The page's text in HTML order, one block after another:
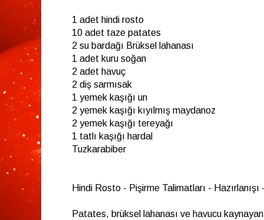
1 adet hindi rosto
10 adet taze patates
2 su bardağı Brüksel lahanası
1 adet kuru soğan
2 adet havuç
2 diş sarmısak
1 yemek kaşığı un
2 yemek kaşığı kıyılmış maydanoz
2 yemek kaşığı tereyağı
1 tatlı kaşığı hardal
Tuzkarabiber
Hindi Rosto - Pişirme Talimatları - Hazırlanışı
Patates, brüksel lahanası ve havucu